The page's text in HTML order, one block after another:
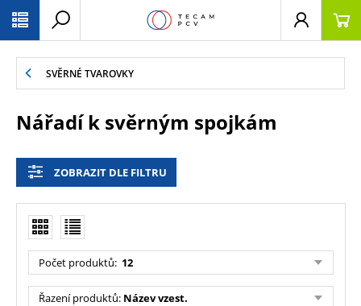
SVĚRNÉ TVAROVKY
Nářadí k svěrným spojkám
ZOBRAZIT DLE FILTRU
Počet produktů: 12
Řazení produktů: Název vzest.